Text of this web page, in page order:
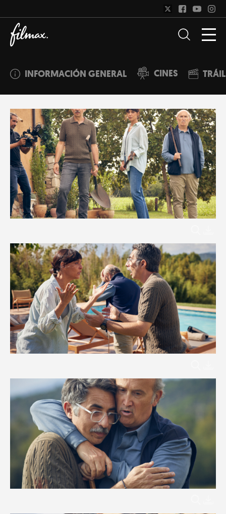
INFORMACIÓN GENERAL CINES